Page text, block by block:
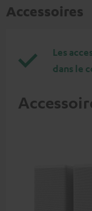
Accessoires
Les
dans le